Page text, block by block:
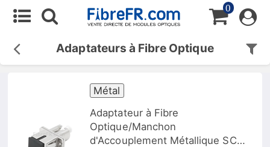
0
Adaptateurs à Fibre Optique
Métal
Adaptateur à Fibre
Optique/Manchon
d'Accouplement Métallique SC